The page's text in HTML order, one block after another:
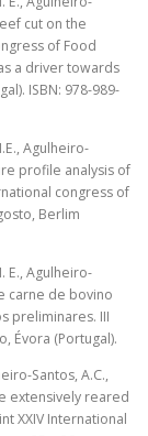
cut on the
of Food
a driver towards
ISBN: 978-989-
Agulheiro-
profile analysis of
congress of
Berlim
E., Agulheiro-
carne de bovino
preliminares. III
Évora (Portugal).
Santos, A.C.,
extensively reared
XXIV International